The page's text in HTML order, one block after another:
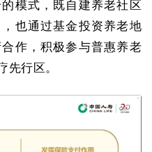
模式，既自建养老社区
也通过基金投资养老地
作，积极参与普惠养老
行区。